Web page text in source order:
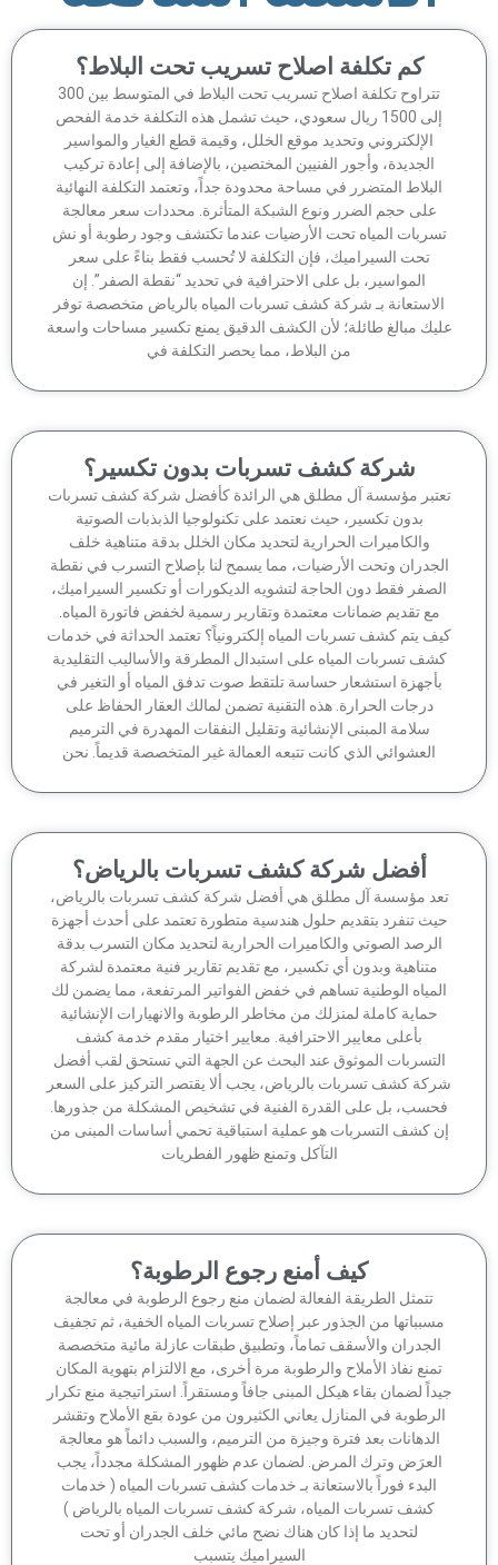
كم تكلفة اصلاح تسريب تحت البلاط؟
تتراوح تكلفة اصلاح تسريب تحت البلاط في المتوسط بين 300
إلى 1500 ريال سعودي، حيث تشمل هذه التكلفة خدمة الفحص
الإلكتروني وتحديد موقع الخلل، وقيمة قطع الغيار والمواسير
الجديدة، وأجور الفنيين المختصين، بالإضافة إلى إعادة تركيب
البلاط المتضرر في مساحة محدودة جداً، وتعتمد التكلفة النهائية
على حجم الضرر ونوع الشبكة المتأثرة. محددات سعر معالجة
المياه تحت الأرضيات عندما تكتشف وجود رطوبة أو نش
تحت السيراميك، فإن التكلفة لا تُحسب فقط بناءً على سعر
المواسير، بل على الاحترافية في تحديد “نقطة الصفر”. إن
بـ شركة كشف تسربات المياه بالرياض متخصصة توفر
مبالغ طائلة؛ لأن الكشف الدقيق يمنع تكسير مساحات واسعة
من البلاط، مما يحصر التكلفة في
شركة كشف تسربات بدون تكسير؟
مؤسسة آل مطلق هي الرائدة كأفضل شركة كشف تسربات
بدون تكسير، حيث نعتمد على تكنولوجيا الذبذبات الصوتية
والكاميرات الحرارية لتحديد مكان الخلل بدقة متناهية خلف
وتحت الأرضيات، مما يسمح لنا بإصلاح التسرب في نقطة
فقط دون الحاجة لتشويه الديكورات أو تكسير السيراميك،
مع تقديم ضمانات معتمدة وتقارير رسمية لخفض فاتورة المياه.
يتم كشف تسربات المياه إلكترونياً؟ تعتمد الحداثة في خدمات
تسربات المياه على استبدال المطرقة والأساليب التقليدية
بأجهزة استشعار حساسة تلتقط صوت تدفق المياه أو التغير في
درجات الحرارة. هذه التقنية تضمن لمالك العقار الحفاظ على
سلامة المبنى الإنشائية وتقليل النفقات المهدرة في الترميم
العشوائي الذي كانت تتبعه العمالة غير المتخصصة قديماً. نحن
أفضل شركة كشف تسربات بالرياض؟
مؤسسة آل مطلق هي أفضل شركة كشف تسربات بالرياض،
تنفرد بتقديم حلول هندسية متطورة تعتمد على أحدث أجهزة
الرصد الصوتي والكاميرات الحرارية لتحديد مكان التسرب بدقة
متناهية وبدون أي تكسير، مع تقديم تقارير فنية معتمدة لشركة
الوطنية تساهم في خفض الفواتير المرتفعة، مما يضمن لك
حماية كاملة لمنزلك من مخاطر الرطوبة والانهيارات الإنشائية
بأعلى معايير الاحترافية. معايير اختيار مقدم خدمة كشف
الموثوق عند البحث عن الجهة التي تستحق لقب أفضل
كشف تسربات بالرياض، يجب ألا يقتصر التركيز على السعر
بل على القدرة الفنية في تشخيص المشكلة من جذورها.
كشف التسربات هو عملية استباقية تحمي أساسات المبنى من
التآكل وتمنع ظهور الفطريات
كيف أمنع رجوع الرطوبة؟
تتمثل الطريقة الفعالة لضمان منع رجوع الرطوبة في معالجة
من الجذور عبر إصلاح تسربات المياه الخفية، ثم تجفيف
الجدران والأسقف تماماً، وتطبيق طبقات عازلة مائية متخصصة
تمنع نفاذ الأملاح والرطوبة مرة أخرى، مع الالتزام بتهوية المكان
لضمان بقاء هيكل المبنى جافاً ومستقراً. استراتيجية منع تكرار
في المنازل يعاني الكثيرون من عودة بقع الأملاح وتقشر
الدهانات بعد فترة وجيزة من الترميم، والسبب دائماً هو معالجة
العرَض وترك المرض. لضمان عدم ظهور المشكلة مجدداً، يجب
البدء فوراً بالاستعانة بـ خدمات كشف تسربات المياه ( خدمات
كشف تسربات المياه، شركة كشف تسربات المياه بالرياض )
لتحديد ما إذا كان هناك نضح مائي خلف الجدران أو تحت
السيراميك يتسبب